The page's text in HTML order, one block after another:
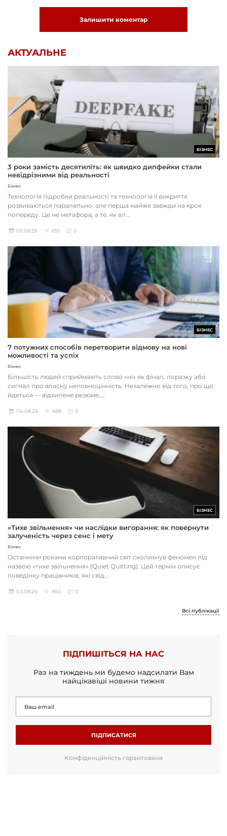
Залишити коментар
АКТУАЛЬНЕ
БІЗНЕС
3 роки замість десятиліть: як швидко дипфейки стали
невідрізними від реальності
Бізнес
Технологія підробки реальності та технологія її викриття
розвиваються паралельно, але перша майже завжди на крок
попереду. Це не метафора, а те, як вл...
05.08.26 651 0
БІЗНЕС
7 потужних способів перетворити відмову на нові
можливості та успіх
Бізнес
Більшість людей сприймають слово «ні» як фінал, поразку або
сигнал про власну неповноцінність. Незалежно від того, про що
йдеться — відхилене резюме,...
04.08.26 688 0
БІЗНЕС
«Тихе звільнення» чи наслідки вигорання: як повернути
залученість через сенс і мету
Бізнес
Останніми роками корпоративний світ сколихнув феномен під
назвою «тихе звільнення» (Quiet Quitting). Цей термін описує
поведінку працівників, які свід...
03.08.26 850 0
Всі публікації
ПІДПИШІТЬСЯ НА НАС
Раз на тиждень ми будемо надсилати Вам
найцікавіші новини тижня
ПІДПИСАТИСЯ
Конфіденційність гарантована